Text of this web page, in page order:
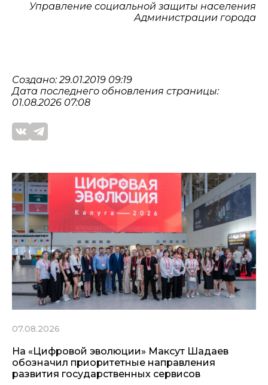
Управление социальной защиты населения
Администрации города
Создано: 29.01.2019 09:19
Дата последнего обновления страницы:
01.08.2026 07:08
07.08.2026
На «Цифровой эволюции» Максут Шадаев
обозначил приоритетные направления
развития государственных сервисов